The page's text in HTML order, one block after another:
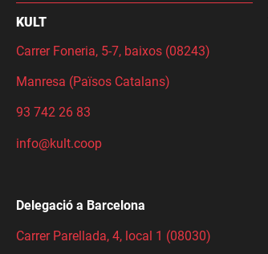
KULT
Carrer Foneria, 5-7, baixos (08243)
Manresa (Països Catalans)
93 742 26 83
info@kult.coop
Delegació a Barcelona
Carrer Parellada, 4, local 1 (08030)